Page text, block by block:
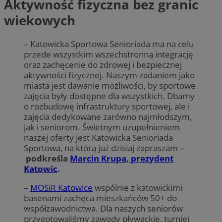
Aktywność fizyczna bez granic
wiekowych
– Katowicka Sportowa Senioriada ma na celu
przede wszystkim wszechstronną integrację
oraz zachęcenie do zdrowej i bezpiecznej
aktywności fizycznej. Naszym zadaniem jako
miasta jest dawanie możliwości, by sportowe
zajęcia były dostępne dla wszystkich. Dbamy
o rozbudowę infrastruktury sportowej, ale i
zajęcia dedykowane zarówno najmłodszym,
jak i seniorom. Świetnym uzupełnieniem
naszej oferty jest Katowicka Senioriada
Sportowa, na którą już dzisiaj zapraszam –
podkreśla Marcin Krupa, prezydent
Katowic.
– MOSiR Katowice wspólnie z katowickimi
basenami zachęca mieszkańców 50+ do
współzawodnictwa. Dla naszych seniorów
przygotowaliśmy zawody pływackie, turniej